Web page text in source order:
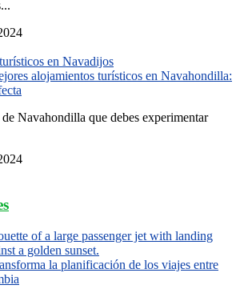
alojamientos turísticos en Navahondilla:
Navahondilla que debes experimentar
la planificación de los viajes entre